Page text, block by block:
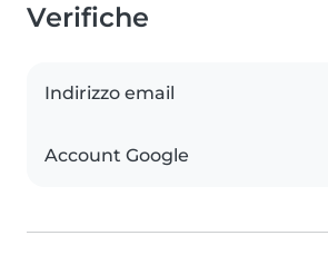
Verifiche
Indirizzo email
Account Google